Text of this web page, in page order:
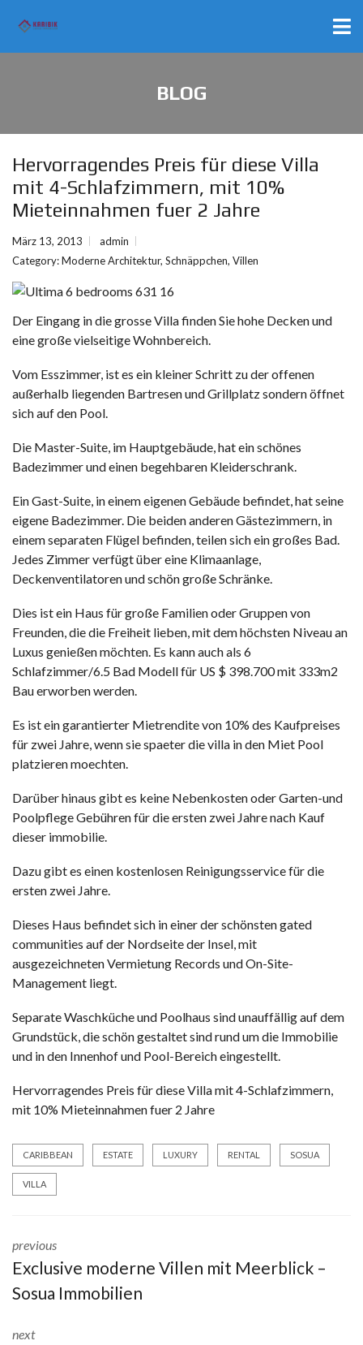
BLOG
Hervorragendes Preis für diese Villa
mit 4-Schlafzimmern, mit 10%
Mieteinnahmen fuer 2 Jahre
März 13, 2013
admin
Category:Moderne Architektur, Schnäppchen, Villen
Der Eingang in die grosse Villa finden Sie hohe Decken und
eine große vielseitige Wohnbereich.
Vom Esszimmer, ist es ein kleiner Schritt zu der offenen
außerhalb liegenden Bartresen und Grillplatz sondern öffnet
sich auf den Pool.
Die Master-Suite, im Hauptgebäude, hat ein schönes
Badezimmer und einen begehbaren Kleiderschrank.
Ein Gast-Suite, in einem eigenen Gebäude befindet, hat seine
eigene Badezimmer. Die beiden anderen Gästezimmern, in
einem separaten Flügel befinden, teilen sich ein großes Bad.
Jedes Zimmer verfügt über eine Klimaanlage,
Deckenventilatoren und schön große Schränke.
Dies ist ein Haus für große Familien oder Gruppen von
Freunden, die die Freiheit lieben, mit dem höchsten Niveau an
Luxus genießen möchten. Es kann auch als 6
Schlafzimmer/6.5 Bad Modell für US $ 398.700 mit 333m2
Bau erworben werden.
Es ist ein garantierter Mietrendite von 10% des Kaufpreises
für zwei Jahre, wenn sie spaeter die villa in den Miet Pool
platzieren moechten.
Darüber hinaus gibt es keine Nebenkosten oder Garten-und
Poolpflege Gebühren für die ersten zwei Jahre nach Kauf
dieser immobilie.
Dazu gibt es einen kostenlosen Reinigungsservice für die
ersten zwei Jahre.
Dieses Haus befindet sich in einer der schönsten gated
communities auf der Nordseite der Insel, mit
ausgezeichneten Vermietung Records und On-Site-
Management liegt.
Separate Waschküche und Poolhaus sind unauffällig auf dem
Grundstück, die schön gestaltet sind rund um die Immobilie
und in den Innenhof und Pool-Bereich eingestellt.
Hervorragendes Preis für diese Villa mit 4-Schlafzimmern,
mit 10% Mieteinnahmen fuer 2 Jahre
CARIBBEAN ESTATE LUXURY RENTAL SOSUA
VILLA
previous
Exclusive moderne Villen mit Meerblick –
Sosua Immobilien
next